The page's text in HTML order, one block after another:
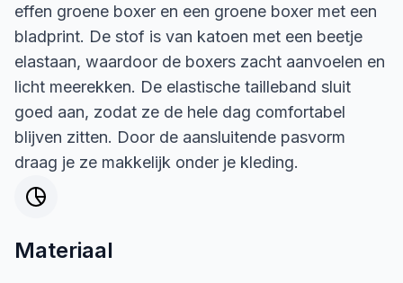
effen groene boxer en een groene boxer met een
bladprint. De stof is van katoen met een beetje
elastaan, waardoor de boxers zacht aanvoelen en
licht meerekken. De elastische tailleband sluit
goed aan, zodat ze de hele dag comfortabel
blijven zitten. Door de aansluitende pasvorm
draag je ze makkelijk onder je kleding.
Materiaal